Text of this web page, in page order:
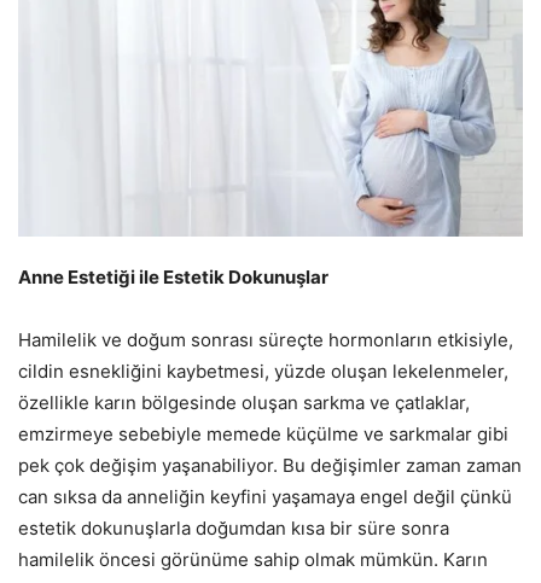
Anne Estetiği ile Estetik Dokunuşlar
Hamilelik ve doğum sonrası süreçte hormonların etkisiyle,
cildin esnekliğini kaybetmesi, yüzde oluşan lekelenmeler,
özellikle karın bölgesinde oluşan sarkma ve çatlaklar,
emzirmeye sebebiyle memede küçülme ve sarkmalar gibi
pek çok değişim yaşanabiliyor. Bu değişimler zaman zaman
can sıksa da anneliğin keyfini yaşamaya engel değil çünkü
estetik dokunuşlarla doğumdan kısa bir süre sonra
hamilelik öncesi görünüme sahip olmak mümkün. Karın